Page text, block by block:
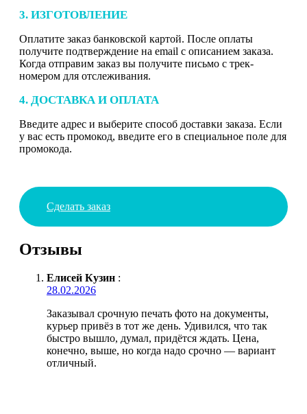
3. ИЗГОТОВЛЕНИЕ
Оплатите заказ банковской картой. После оплаты
получите подтверждение на email с описанием заказа.
Когда отправим заказ вы получите письмо с трек-
номером для отслеживания.
4. ДОСТАВКА И ОПЛАТА
Введите адрес и выберите способ доставки заказа. Если
у вас есть промокод, введите его в специальное поле для
промокода.
Сделать заказ
Отзывы
Елисей Кузин :
28.02.2026
Заказывал срочную печать фото на документы,
курьер привёз в тот же день. Удивился, что так
быстро вышло, думал, придётся ждать. Цена,
конечно, выше, но когда надо срочно — вариант
отличный.